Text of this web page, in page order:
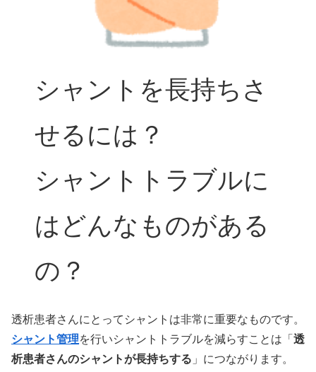
シャントを長持ちさ
せるには？
シャントトラブルに
はどんなものがある
の？
透析患者さんにとってシャントは非常に重要なものです。
シャント管理を行いシャントトラブルを減らすことは「 透
析患者さんのシャントが長持ちする 」につながります。